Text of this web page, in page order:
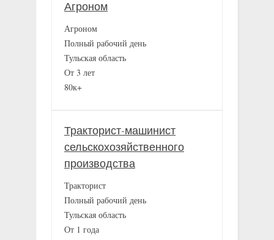
Агроном
Агроном
Полный рабочий день
Тульская область
От 3 лет
80к+
Тракторист-машинист
сельскохозяйственного
производства
Тракторист
Полный рабочий день
Тульская область
От 1 года